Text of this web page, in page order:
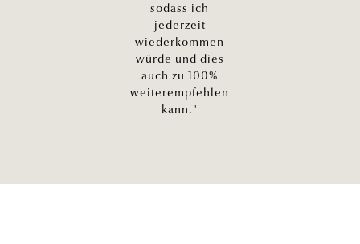
sodass ich
jederzeit
wiederkommen
würde und dies
auch zu 100%
weiterempfehlen
kann."